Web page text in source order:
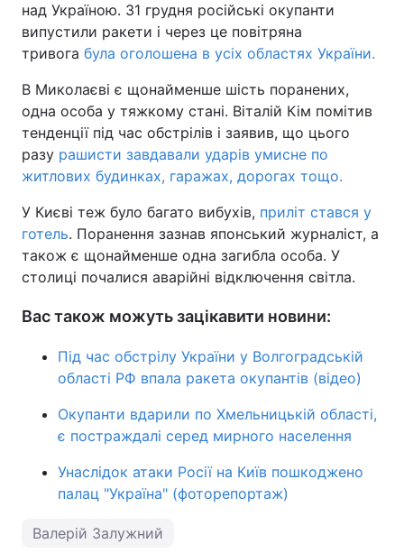
над Україною. 31 грудня російські окупанти
випустили ракети і через це повітряна
тривога була оголошена в усіх областях України.
В Миколаєві є щонайменше шість поранених,
одна особа у тяжкому стані. Віталій Кім помітив
тенденції під час обстрілів і заявив, що цього
разу рашисти завдавали ударів умисне по
житлових будинках, гаражах, дорогах тощо.
У Києві теж було багато вибухів, приліт стався у
готель. Поранення зазнав японський журналіст, а
також є щонайменше одна загибла особа. У
столиці почалися аварійні відключення світла.
Вас також можуть зацікавити новини:
Під час обстрілу України у Волгоградській
області РФ впала ракета окупантів (відео)
Окупанти вдарили по Хмельницькій області,
є постраждалі серед мирного населення
Унаслідок атаки Росії на Київ пошкоджено
палац "Україна" (фоторепортаж)
Валерій Залужний